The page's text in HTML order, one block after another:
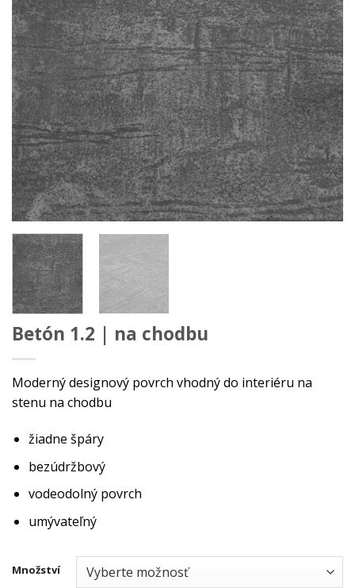
Betón 1.2 | na chodbu
Moderný designový povrch vhodný do interiéru na
stenu na chodbu
žiadne špáry
bezúdržbový
vodeodolný povrch
umývateľný
Množství